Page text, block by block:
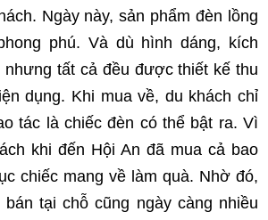
Ngày này, sản phẩm đèn lồng
phú. Và dù hình dáng, kích
tất cả đều được thiết kế thu
dụng. Khi mua về, du khách chỉ
tác là chiếc đèn có thể bật ra. Vì
khi đến Hội An đã mua cả bao
chiếc mang về làm quà. Nhờ đó,
bán tại chỗ cũng ngày càng nhiều